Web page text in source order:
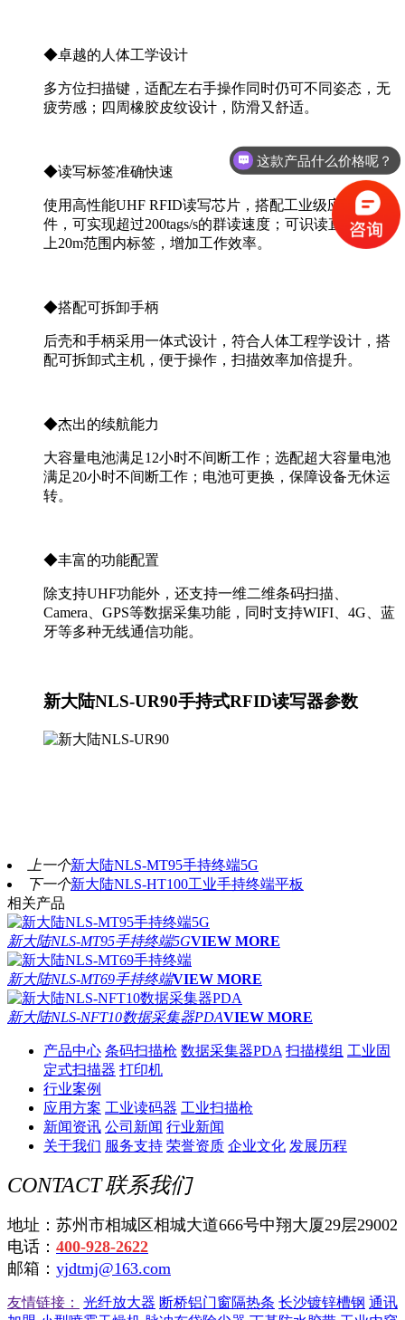
◆卓越的人体工学设计
多方位扫描键，适配左右手操作同时仍可不同姿态，无
疲劳感；四周橡胶皮纹设计，防滑又舒适。
◆读写标签准确快速
使用高性能UHF RFID读写芯片，搭配工业级应用软
件，可实现超过200tags/s的群读速度；可识读直线路径
上20m范围内标签，增加工作效率。
◆搭配可拆卸手柄
后壳和手柄采用一体式设计，符合人体工程学设计，搭
配可拆卸式主机，便于操作，扫描效率加倍提升。
◆杰出的续航能力
大容量电池满足12小时不间断工作；选配超大容量电池
满足20小时不间断工作；电池可更换，保障设备无休运
转。
◆丰富的功能配置
除支持UHF功能外，还支持一维二维条码扫描、
Camera、GPS等数据采集功能，同时支持WIFI、4G、蓝
牙等多种无线通信功能。
新大陆NLS-UR90手持式RFID读写器参数
上一个新大陆NLS-MT95手持终端5G
下一个新大陆NLS-HT100工业手持终端平板
相关产品
新大陆NLS-MT95手持终端5GVIEW MORE
新大陆NLS-MT69手持终端VIEW MORE
新大陆NLS-NFT10数据采集器PDAVIEW MORE
产品中心 条码扫描枪 数据采集器PDA 扫描模组 工业固
定式扫描器 打印机
行业案例
应用方案 工业读码器 工业扫描枪
新闻资讯 公司新闻 行业新闻
关于我们 服务支持 荣誉资质 企业文化 发展历程
CONTACT联系我们
地址：苏州市相城区相城大道666号中翔大厦29层29002
电话： 400-928-2622
邮箱： yjdtmj@163.com
友情链接： 光纤放大器 断桥铝门窗隔热条 长沙镀锌槽钢 通讯
这款产品什么价格呢？
我想咨询产品